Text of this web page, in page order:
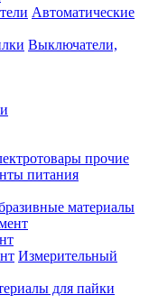
Автоматические
Выключатели,
прочие
питания
материалы
Измерительный
для пайки